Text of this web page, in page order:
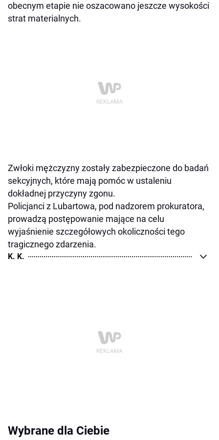
obecnym etapie nie oszacowano jeszcze wysokości
strat materialnych.
Zwłoki mężczyzny zostały zabezpieczone do badań
sekcyjnych, które mają pomóc w ustaleniu
dokładnej przyczyny zgonu.
Policjanci z Lubartowa, pod nadzorem prokuratora,
prowadzą postępowanie mające na celu
wyjaśnienie szczegółowych okoliczności tego
tragicznego zdarzenia.
K. K.
Wybrane dla Ciebie